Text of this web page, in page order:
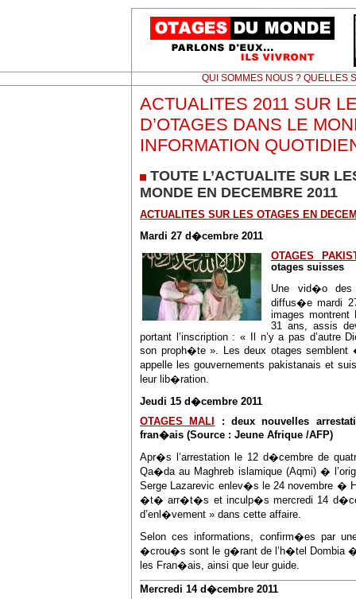
QUI SOMMES NOUS ? QUELLES
ACTUALITES 2011 SUR
D’OTAGES DANS LE
INFORMATION
TOUTE L’ACTUALITE SUR
MONDE EN DECEMBRE 2011
ACTUALITES SUR LES OTAGES EN
Mardi 27 d�cembre 2011
OTAGES
otages suisses
Une vid�o
diffus�e mardi
images montrent
31 ans, assis
portant l’inscription : « Il n’y a pas d’autre
son proph�te ». Les deux otages
appelle les gouvernements pakistanais et
leur lib�ration.
Jeudi 15 d�cembre 2011
OTAGES MALI
: deux nouvelles
fran�ais (Source : Jeune Afrique /AFP)
Apr�s l’arrestation le 12 d�cembre de
Qa�da au Maghreb islamique (Aqmi) �
Serge Lazarevic enlev�s le 24 novembre �
�t� arr�t�s et inculp�s mercredi 14
d’enl�vement » dans cette affaire.
Selon ces informations, confirm�es par
�crou�s sont le g�rant de l’h�tel
les Fran�ais, ainsi que leur guide.
Mercredi 14 d�cembre 2011